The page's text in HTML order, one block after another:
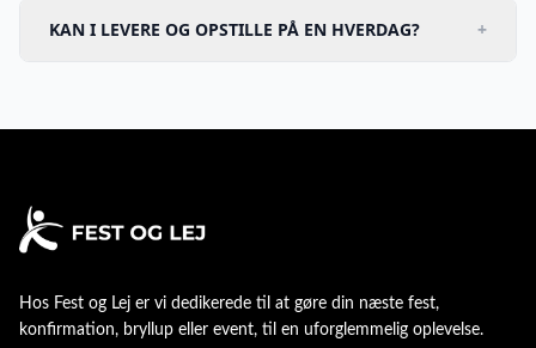
KAN I LEVERE OG OPSTILLE PÅ EN HVERDAG? +
Hos Fest og Lej er vi dedikerede til at gøre din næste fest,
konfirmation, bryllup eller event, til en uforglemmelig oplevelse.